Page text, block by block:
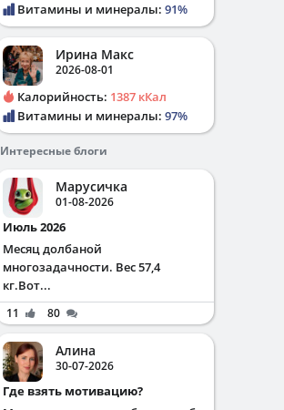
Витамины и минералы: 91%
Ирина Макс
2026-08-01
Калорийность: 1387 кКал
Витамины и минералы: 97%
Интересные блоги
Марусичка
01-08-2026
Июль 2026
Месяц долбаной
многозадачности. Вес 57,4
кг.Вот...
11 80
Алина
30-07-2026
Где взять мотивацию?